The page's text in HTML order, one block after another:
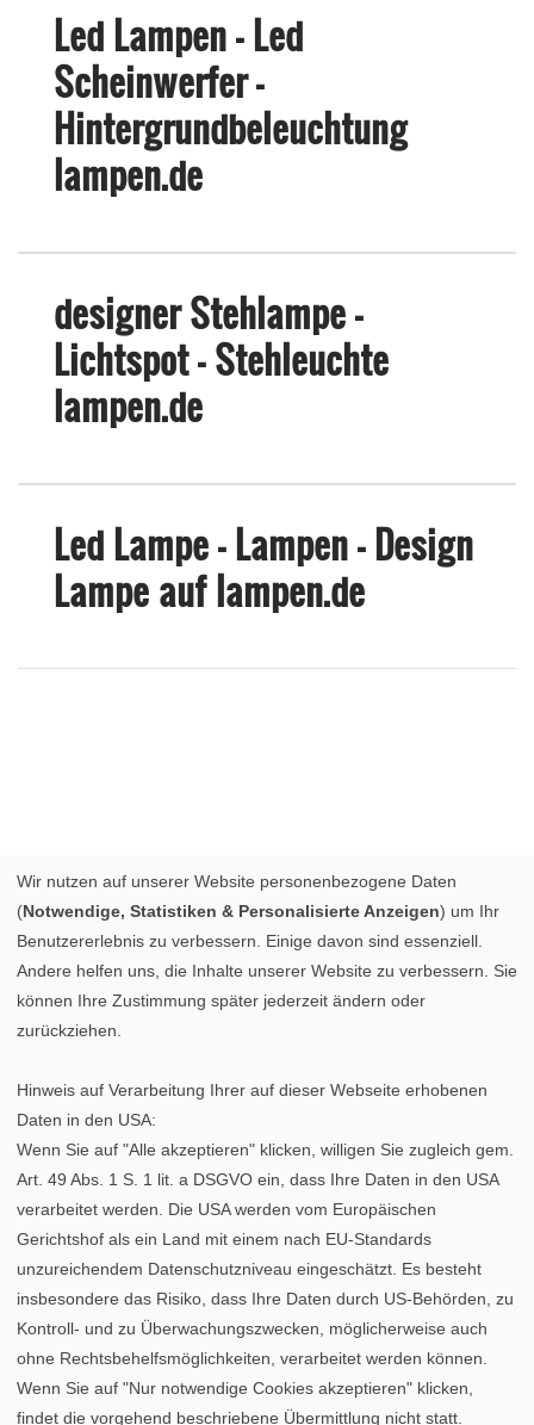
Led Lampen - Led
Scheinwerfer -
Hintergrundbeleuchtung
lampen.de
designer Stehlampe -
Lichtspot - Stehleuchte
lampen.de
Led Lampe - Lampen - Design
Lampe auf lampen.de
Wir nutzen auf unserer Website personenbezogene Daten
(Notwendige, Statistiken & Personalisierte Anzeigen) um Ihr
Benutzererlebnis zu verbessern. Einige davon sind essenziell.
Andere helfen uns, die Inhalte unserer Website zu verbessern. Sie
können Ihre Zustimmung später jederzeit ändern oder
zurückziehen.
Hinweis auf Verarbeitung Ihrer auf dieser Webseite erhobenen
Daten in den USA:
Wenn Sie auf "Alle akzeptieren" klicken, willigen Sie zugleich gem.
Art. 49 Abs. 1 S. 1 lit. a DSGVO ein, dass Ihre Daten in den USA
verarbeitet werden. Die USA werden vom Europäischen
Gerichtshof als ein Land mit einem nach EU-Standards
unzureichendem Datenschutzniveau eingeschätzt. Es besteht
insbesondere das Risiko, dass Ihre Daten durch US-Behörden, zu
Kontroll- und zu Überwachungszwecken, möglicherweise auch
ohne Rechtsbehelfsmöglichkeiten, verarbeitet werden können.
Wenn Sie auf "Nur notwendige Cookies akzeptieren" klicken,
findet die vorgehend beschriebene Übermittlung nicht statt.